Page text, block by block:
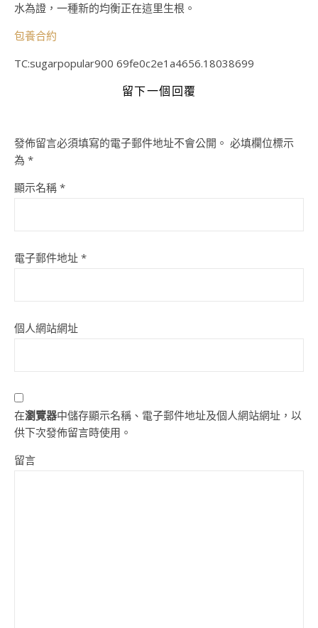
水為證，一種新的均衡正在這里生根。
包養合約
TC:sugarpopular900 69fe0c2e1a4656.18038699
留下一個回覆
發佈留言必須填寫的電子郵件地址不會公開。 必填欄位標示
為 *
顯示名稱 *
電子郵件地址 *
個人網站網址
在瀏覽器中儲存顯示名稱、電子郵件地址及個人網站網址，以
供下次發佈留言時使用。
留言